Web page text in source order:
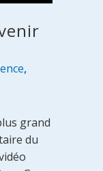
,
grand
du